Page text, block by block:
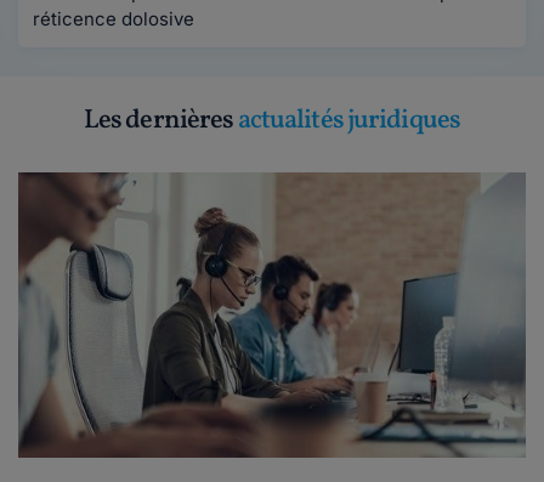
réticence dolosive
Les dernièresactualités juridiques